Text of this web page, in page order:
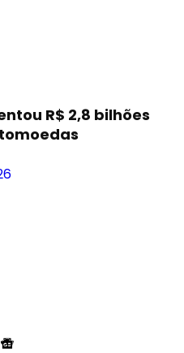
R$ 2,8 bilhões